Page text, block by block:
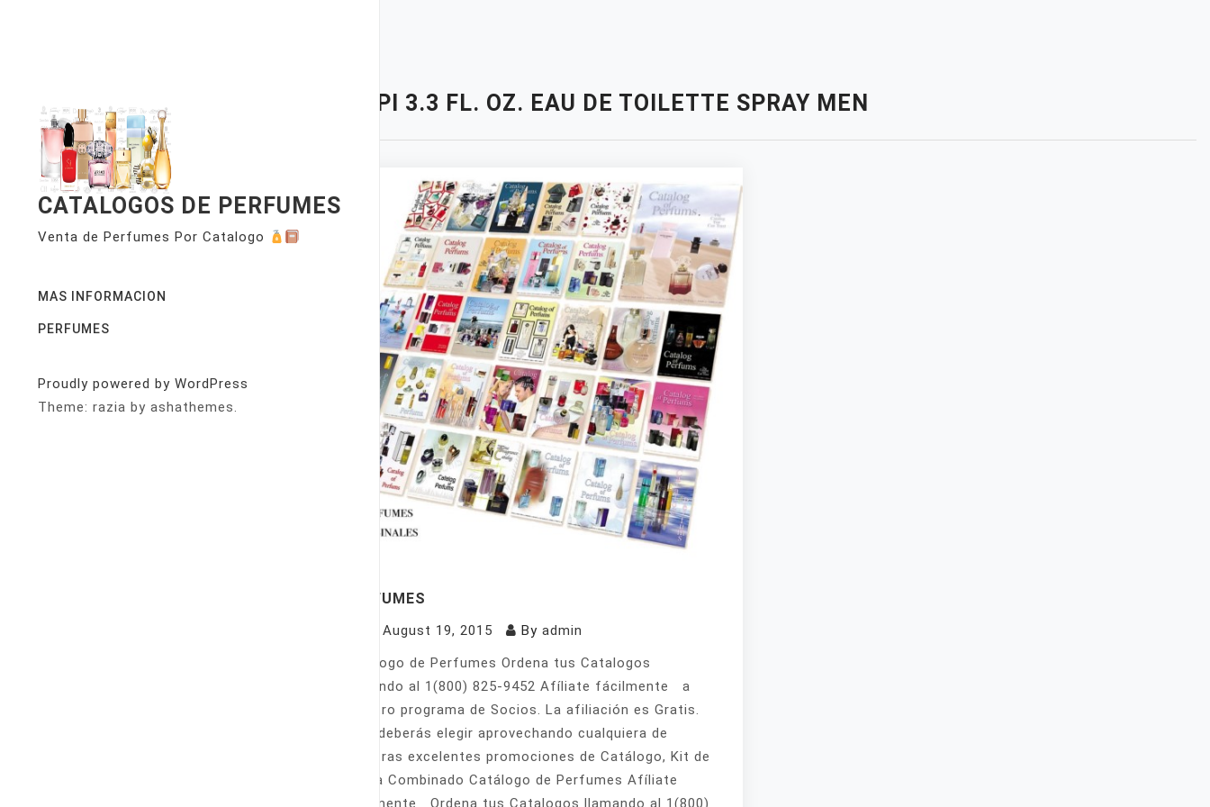
CATALOGOS DE PERFUMES
Venta de Perfumes Por Catalogo
MAS INFORMACION
PERFUMES
Proudly powered by WordPress
Theme: razia by ashathemes.
PI 3.3 FL. OZ. EAU DE TOILETTE SPRAY MEN
PERFUMES
August 19, 2015 By admin
Catálogo de Perfumes Ordena tus Catalogos
llamando al 1(800) 825-9452 Afíliate fácilmente a
nuestro programa de Socios. La afiliación es Gratis.
Sólo deberás elegir aprovechando cualquiera de
nuestras excelentes promociones de Catálogo, Kit de
Venta Combinado Catálogo de Perfumes Afíliate
fácilmente Ordena tus Catalogos llamando al 1(800)